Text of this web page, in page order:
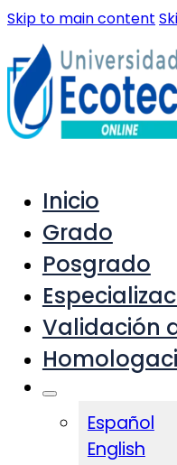
Skip to main content
Inicio
Grado
Posgrado
Validación
Español
English